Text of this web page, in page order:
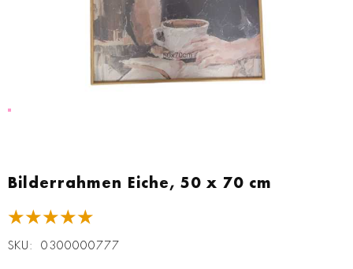
Bilderrahmen Eiche, 50 x 70 cm
★★★★★
SKU 0300000777
Anfang
Bildgalerie